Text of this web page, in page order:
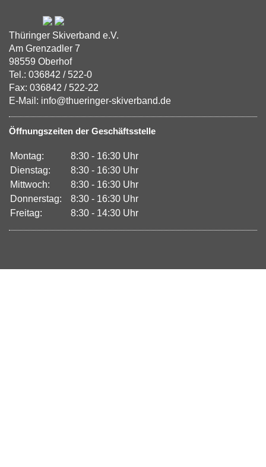
Thüringer Skiverband e.V.
Am Grenzadler 7
98559 Oberhof
Tel.: 036842 / 522-0
Fax: 036842 / 522-22
E-Mail: info@thueringer-skiverband.de
Öffnungszeiten der Geschäftsstelle
Montag:
8:30 - 16:30 Uhr
Dienstag:
8:30 - 16:30 Uhr
Mittwoch:
8:30 - 16:30 Uhr
Donnerstag:
8:30 - 16:30 Uhr
Freitag:
8:30 - 14:30 Uhr